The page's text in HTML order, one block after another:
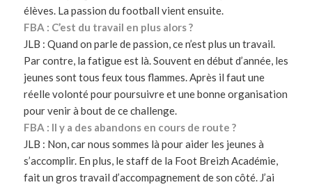
élèves. La passion du football vient ensuite.
FBA : C’est du travail en plus alors ?
JLB : Quand on parle de passion, ce n’est plus un travail.
Par contre, la fatigue est là. Souvent en début d’année, les
jeunes sont tous feux tous flammes. Après il faut une
réelle volonté pour poursuivre et une bonne organisation
pour venir à bout de ce challenge.
FBA : Il y a des abandons en cours de route ?
JLB : Non, car nous sommes là pour aider les jeunes à
s’accomplir. En plus, le staff de la Foot Breizh Académie,
fait un gros travail d’accompagnement de son côté. J’ai